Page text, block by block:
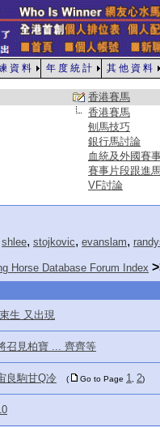
資 料 年 度 統 計 其 他 資 料
香港賽馬
香港賽馬
刨馬技巧
銀行馬討論
血統及外國賽
賽事片段跟進
VF討論
shlee, stojkovic, evanslam,
Horse Database Forum Index
生 又出現
召見柏寶 ... 齊齊等
良駒甘Q冷 ( Go to Page 1 2)